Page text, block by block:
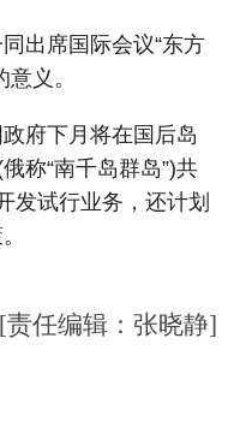
出席国际会议“东方
义。
府下月将在国后岛
称“南千岛群岛”)共
发试行业务，还计划
[责任编辑：张晓静]